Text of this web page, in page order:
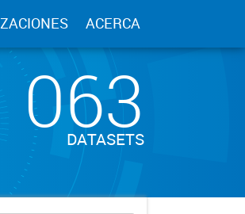
ACERCA
063
DATASETS